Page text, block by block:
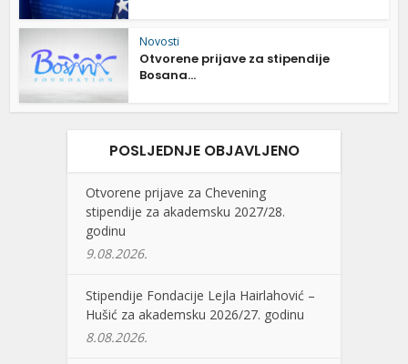
Novosti
Otvorene prijave za stipendije
Bosana...
POSLJEDNJE OBJAVLJENO
Otvorene prijave za Chevening
stipendije za akademsku 2027/28.
godinu
9.08.2026.
Stipendije Fondacije Lejla Hairlahović –
Hušić za akademsku 2026/27. godinu
8.08.2026.